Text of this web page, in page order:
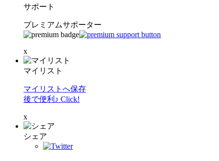
サポート
プレミアムサポーター
x
マイリスト
マイリストへ保存
後で便利♪ Click!
x
シェア